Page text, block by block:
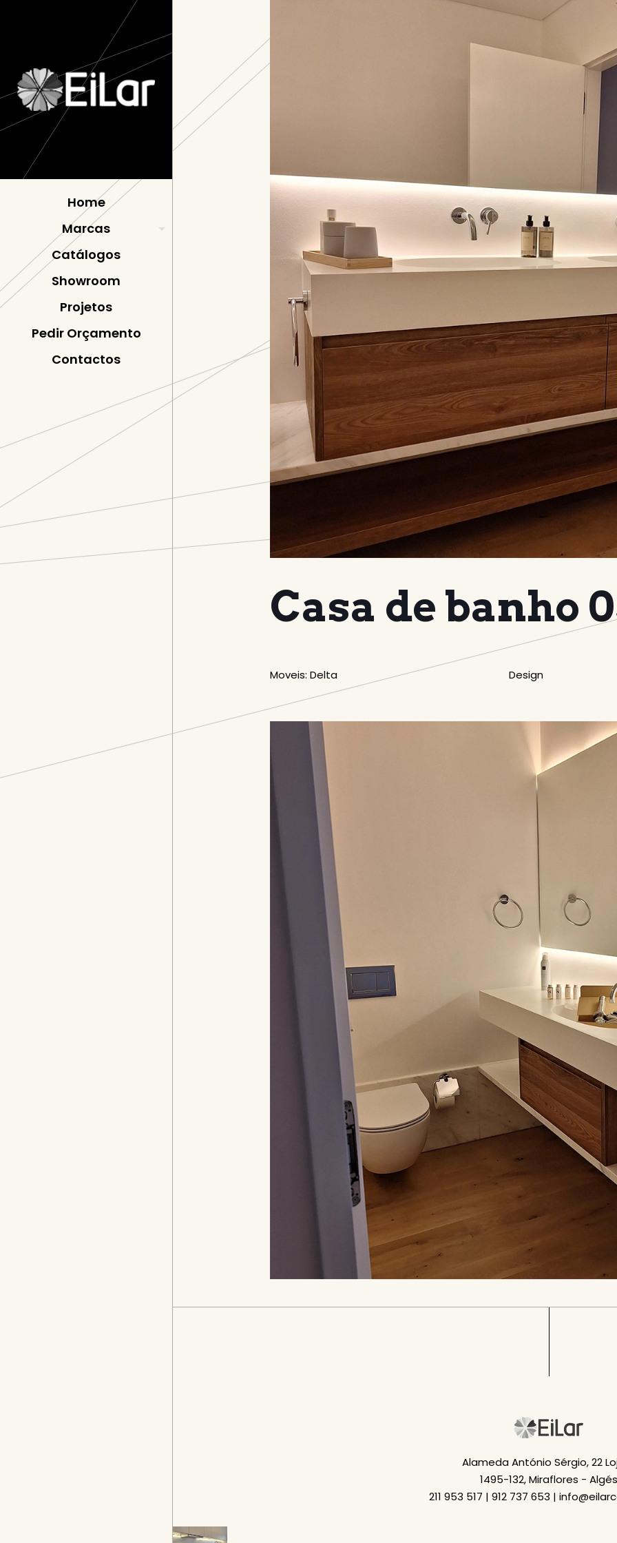
Home
Marcas
Catálogos
Showroom
Projetos
Pedir Orçamento
Contactos
Casa de banho
Moveis: Delta Design
Alameda António Sérgio, 22
1495-132, Miraflores - Algés
211 953 517 | 912 737 653 |